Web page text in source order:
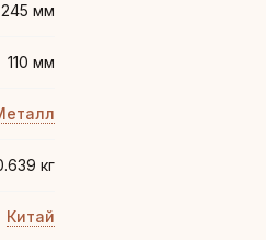
245 мм
110 мм
кг
Китай